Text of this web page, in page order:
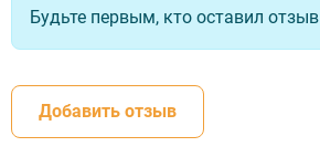
Будьте первым, кто оставил отзыв
Добавить отзыв